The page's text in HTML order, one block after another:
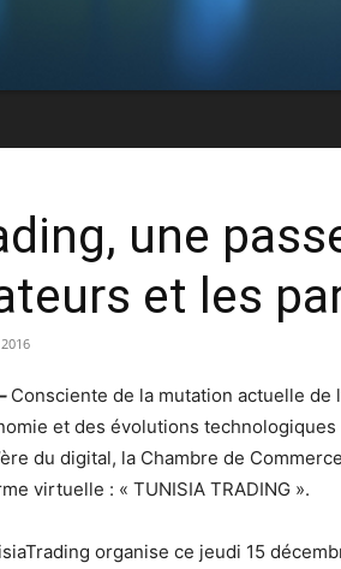
une
et les
Consciente de la mutation actuelle de
et des évolutions
du digital, la Chambre de
virtuelle : « TUNISIA TRADING ».
organise ce jeudi 15